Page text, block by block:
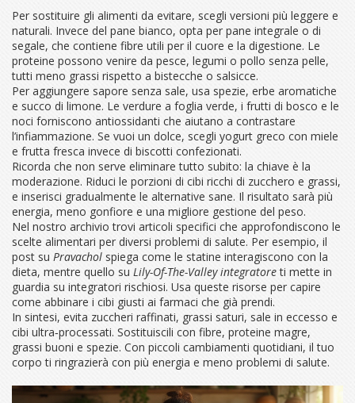
Per sostituire gli alimenti da evitare, scegli versioni più leggere e
naturali. Invece del pane bianco, opta per pane integrale o di
segale, che contiene fibre utili per il cuore e la digestione. Le
proteine possono venire da pesce, legumi o pollo senza pelle,
tutti meno grassi rispetto a bistecche o salsicce.
Per aggiungere sapore senza sale, usa spezie, erbe aromatiche
e succo di limone. Le verdure a foglia verde, i frutti di bosco e le
noci forniscono antiossidanti che aiutano a contrastare
l’infiammazione. Se vuoi un dolce, scegli yogurt greco con miele
e frutta fresca invece di biscotti confezionati.
Ricorda che non serve eliminare tutto subito: la chiave è la
moderazione. Riduci le porzioni di cibi ricchi di zucchero e grassi,
e inserisci gradualmente le alternative sane. Il risultato sarà più
energia, meno gonfiore e una migliore gestione del peso.
Nel nostro archivio trovi articoli specifici che approfondiscono le
scelte alimentari per diversi problemi di salute. Per esempio, il
post su Pravachol spiega come le statine interagiscono con la
dieta, mentre quello su Lily-Of-The-Valley integratoreti mette in
guardia su integratori rischiosi. Usa queste risorse per capire
come abbinare i cibi giusti ai farmaci che già prendi.
In sintesi, evita zuccheri raffinati, grassi saturi, sale in eccesso e
cibi ultra‑processati. Sostituiscili con fibre, proteine magre,
grassi buoni e spezie. Con piccoli cambiamenti quotidiani, il tuo
corpo ti ringrazierà con più energia e meno problemi di salute.